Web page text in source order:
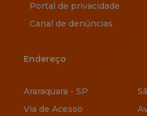
Portal de privacidade
Canal de denúncias
Endereço
Araraquara - SP
Via de Acesso